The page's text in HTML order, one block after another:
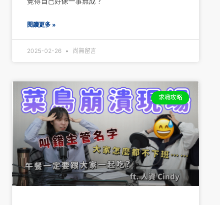
閱讀更多 »
2025-02-26 尚無留言
求職攻略